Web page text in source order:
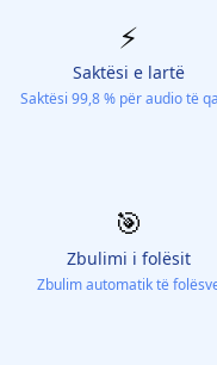
⚡️
Saktësi e lartë
Saktësi 99,8 % për audio të
🎯
Zbulimi i folësit
Zbulim automatik të